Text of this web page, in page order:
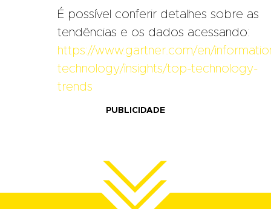
É possível conferir detalhes sobre as
tendências e os dados acessando:
https://www.gartner.com/en/
technology/insights/top-technology-
trends
PUBLICIDADE